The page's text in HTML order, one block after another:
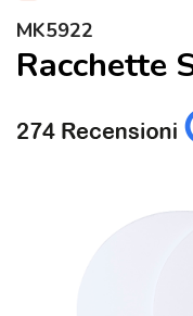
Home »
MK5922
Racchette